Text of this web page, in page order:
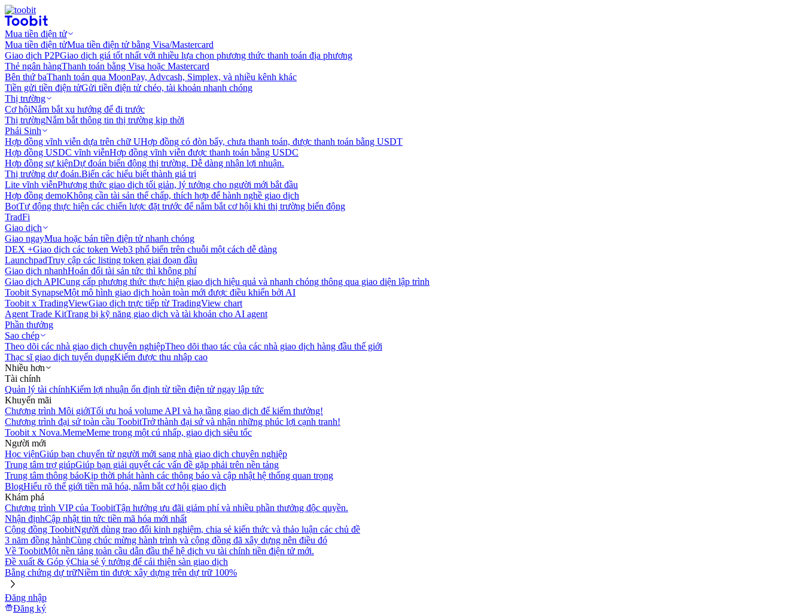
Mua tiền điện tử
Mua tiền điện tửMua tiền điện tử bằng Visa/Mastercard
Giao dịch P2PGiao dịch giá tốt nhất với nhiều lựa chọn phương thức thanh toán địa phương
Thẻ ngân hàngThanh toán bằng Visa hoặc Mastercard
Bên thứ baThanh toán qua MoonPay, Advcash, Simplex, và nhiều kênh khác
Tiền gửi tiền điện tửGửi tiền điện tử chéo, tài khoản nhanh chóng
Thị trường
Cơ hộiNắm bắt xu hướng để đi trước
Thị trườngNắm bắt thông tin thị trường kịp thời
Phái Sinh
Hợp đồng vĩnh viễn dựa trên chữ UHợp đồng có đòn bẩy, chưa thanh toán, được thanh toán bằng USDT
Hợp đồng USDC vĩnh viễnHợp đồng vĩnh viễn được thanh toán bằng USDC
Hợp đồng sự kiệnDự đoán biến động thị trường. Dễ dàng nhận lợi nhuận.
Thị trường dự đoán.Biến các hiểu biết thành giá trị
Lite vĩnh viễnPhương thức giao dịch tối giản, lý tưởng cho người mới bắt đầu
Hợp đồng demoKhông cần tài sản thế chấp, thích hợp để hành nghề giao dịch
BotTự động thực hiện các chiến lược đặt trước để nắm bắt cơ hội khi thị trường biến động
TradFi
Giao dịch
Giao ngayMua hoặc bán tiền điện tử nhanh chóng
DEX +Giao dịch các token Web3 phổ biến trên chuỗi một cách dễ dàng
LaunchpadTruy cập các listing token giai đoạn đầu
Giao dịch nhanhHoán đổi tài sản tức thì không phí
Giao dịch APICung cấp phương thức thực hiện giao dịch hiệu quả và nhanh chóng thông qua giao diện lập trình
Toobit SynapseMột mô hình giao dịch hoàn toàn mới được điều khiển bởi AI
Toobit x TradingViewGiao dịch trực tiếp từ TradingView chart
Agent Trade KitTrang bị kỹ năng giao dịch và tài khoản cho AI agent
Phần thưởng
Sao chép
Theo dõi các nhà giao dịch chuyên nghiệpTheo dõi thao tác của các nhà giao dịch hàng đầu thế giới
Thạc sĩ giao dịch tuyển dụngKiếm được thu nhập cao
Nhiều hơn
Tài chính
Quản lý tài chínhKiếm lợi nhuận ổn định từ tiền điện tử ngay lập tức
Khuyến mãi
Chương trình Môi giớiTối ưu hoá volume API và hạ tầng giao dịch để kiếm thưởng!
Chương trình đại sứ toàn cầu ToobitTrở thành đại sứ và nhận những phúc lợi cạnh tranh!
Toobit x Nova.MemeMeme trong một cú nhấp, giao dịch siêu tốc
Người mới
Học việnGiúp bạn chuyển từ người mới sang nhà giao dịch chuyên nghiệp
Trung tâm trợ giúpGiúp bạn giải quyết các vấn đề gặp phải trên nền tảng
Trung tâm thông báoKịp thời phát hành các thông báo và cập nhật hệ thống quan trọng
BlogHiểu rõ thế giới tiền mã hóa, nắm bắt cơ hội giao dịch
Khám phá
Chương trình VIP của ToobitTận hưởng ưu đãi giảm phí và nhiều phần thưởng độc quyền.
Nhận địnhCập nhật tin tức tiền mã hóa mới nhất
Cộng đồng ToobitNgười dùng trao đổi kinh nghiệm, chia sẻ kiến thức và thảo luận các chủ đề
3 năm đồng hànhCùng chúc mừng hành trình và cộng đồng đã xây dựng nên điều đó
Về ToobitMột nền tảng toàn cầu dẫn đầu thế hệ dịch vụ tài chính tiền điện tử mới.
Đề xuất & Góp ýChia sẻ ý tưởng để cải thiện sàn giao dịch
Bằng chứng dự trữNiềm tin được xây dựng trên dự trữ 100%
Đăng nhập
Đăng ký